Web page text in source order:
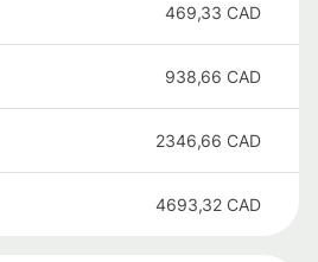
469,33 CAD
938,66 CAD
2346,66 CAD
4693,32 CAD